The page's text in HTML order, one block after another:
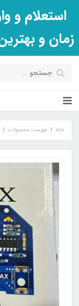
استعلام و
زمان و
خانه فهرست محصولات